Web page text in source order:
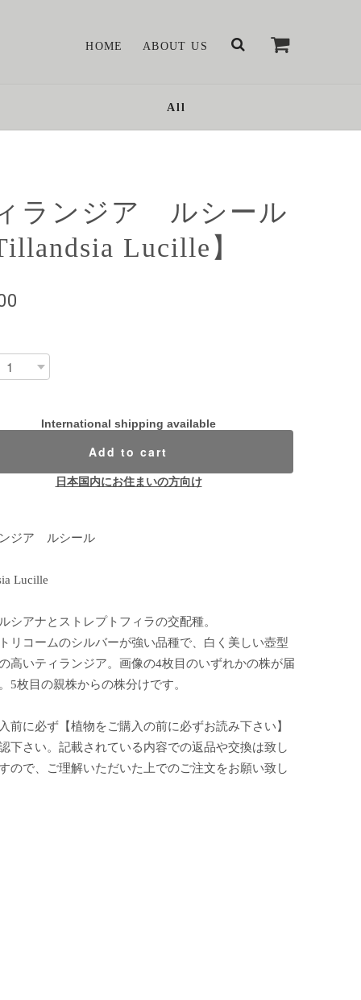
HOME ABOUT US
All
ランジア ルシール
Lucille】
International shipping available
Add to cart
日本国内にお住まいの方向け
ジア ルシール
Lucille
シアナとストレプトフィラの交配種。
リコームのシルバーが強い品種で、白く美しい壺型
高いティランジア。画像の4枚目のいずれかの株が届
5枚目の親株からの株分けです。
前に必ず【植物をご購入の前に必ずお読み下さい】
下さい。記載されている内容での返品や交換は致し
ので、ご理解いただいた上でのご注文をお願い致し